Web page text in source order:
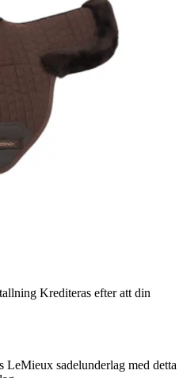
Krediteras efter att din
LeMieux sadelunderlag med detta